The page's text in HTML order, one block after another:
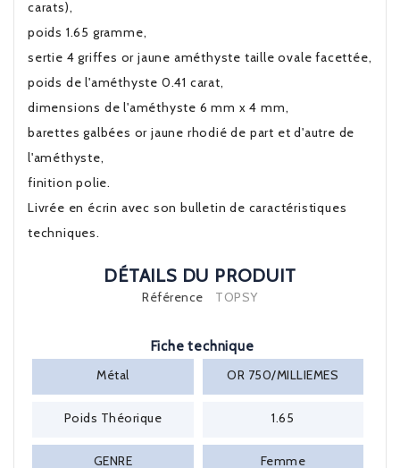
carats),
poids 1.65 gramme,
sertie 4 griffes or jaune améthyste taille ovale facettée,
poids de l'améthyste 0.41 carat,
dimensions de l'améthyste 6 mm x 4 mm,
barettes galbées or jaune rhodié de part et d'autre de
l'améthyste,
finition polie.
Livrée en écrin avec son bulletin de caractéristiques
techniques.
DÉTAILS DU PRODUIT
Référence TOPSY
Fiche technique
Métal
OR 750/MILLIEMES
Poids Théorique 1.65
GENRE Femme